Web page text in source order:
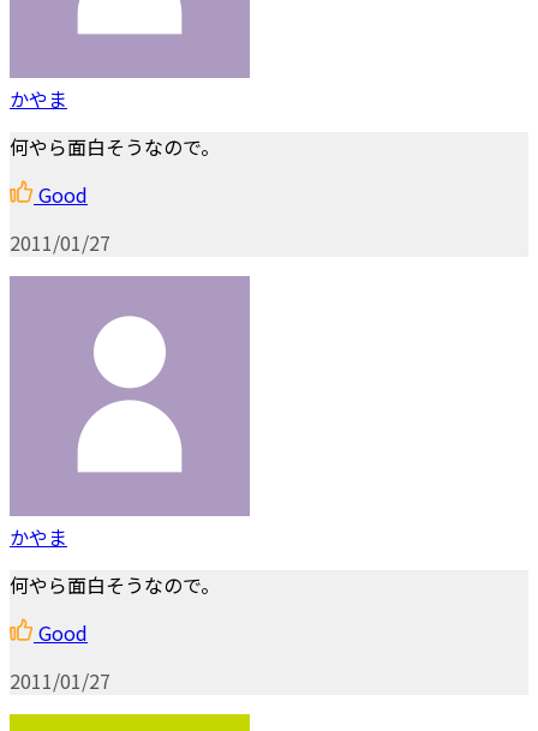
かやま
何やら面白そうなので。
Good
2011/01/27
かやま
何やら面白そうなので。
Good
2011/01/27